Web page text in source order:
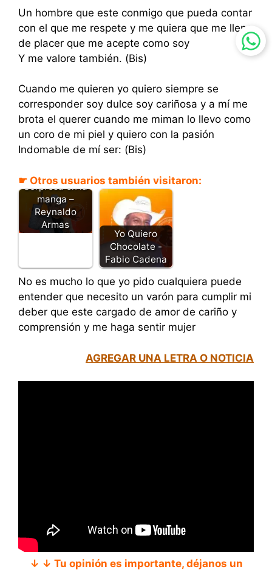
Un hombre que este conmigo que pueda contar
con el que me respete y me quiera que me llene
de placer que me acepte como soy
Y me valore también. (Bis)
Cuando me quieren yo quiero siempre se
corresponder soy dulce soy cariñosa y a mí me
brota el querer cuando me miman lo llevo como
un coro de mi piel y quiero con la pasión
Indomable de mí ser: (Bis)
☛ Otros usuarios también visitaron:
Sorpresa en la
manga –
Reynaldo
Armas
Yo Quiero
Chocolate -
Fabio Cadena
No es mucho lo que yo pido cualquiera puede
entender que necesito un varón para cumplir mi
deber que este cargado de amor de cariño y
comprensión y me haga sentir mujer
AGREGAR UNA LETRA O NOTICIA
↓ ↓ Tu opinión es importante, déjanos un